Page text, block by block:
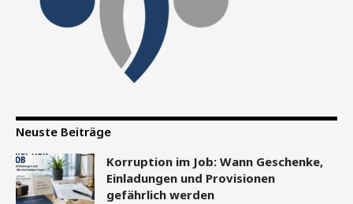
Neuste Beiträge
Korruption im Job: Wann Geschenke,
Einladungen und Provisionen
gefährlich werden